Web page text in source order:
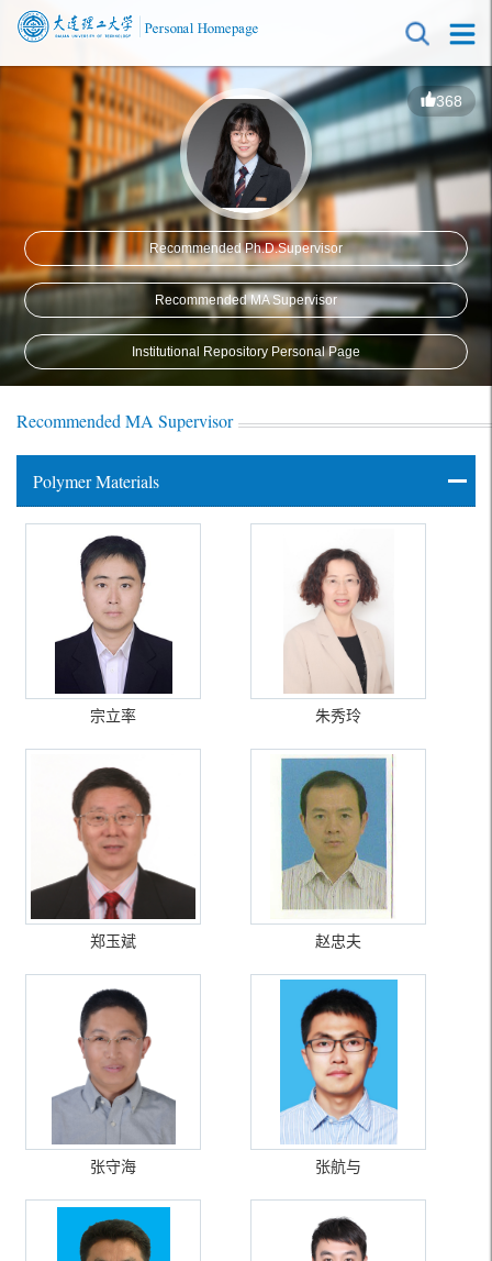
368
Recommended Ph.D.Supervisor
Recommended MA Supervisor
Institutional Repository Personal Page
Recommended MA Supervisor
Polymer Materials
宗立率 朱秀玲
郑玉斌 赵忠夫
张守海 张航与